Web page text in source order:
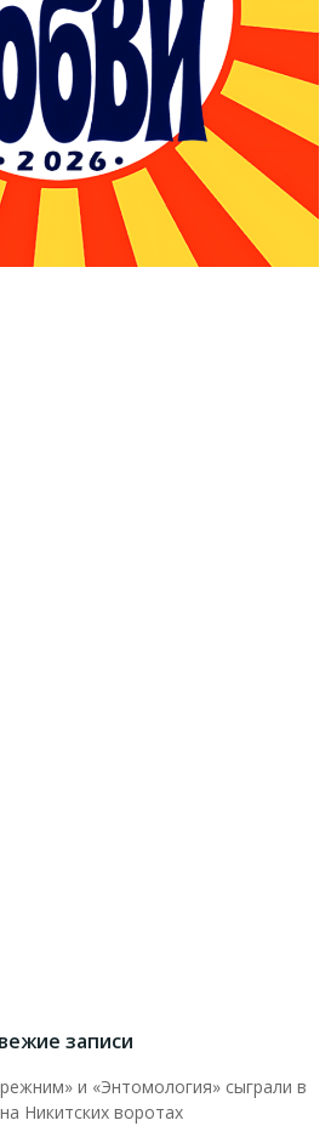
записи
и «Энтомология» сыграли в
Никитских воротах